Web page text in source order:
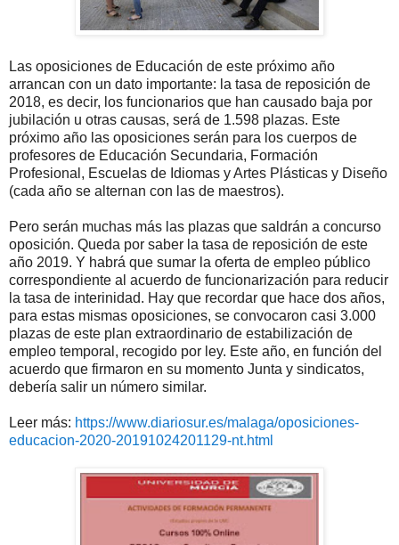
Las oposiciones de Educación de este próximo año
arrancan con un dato importante: la tasa de reposición de
2018, es decir, los funcionarios que han causado baja por
jubilación u otras causas, será de 1.598 plazas. Este
próximo año las oposiciones serán para los cuerpos de
profesores de Educación Secundaria, Formación
Profesional, Escuelas de Idiomas y Artes Plásticas y Diseño
(cada año se alternan con las de maestros).
Pero serán muchas más las plazas que saldrán a concurso
oposición. Queda por saber la tasa de reposición de este
año 2019. Y habrá que sumar la oferta de empleo público
correspondiente al acuerdo de funcionarización para reducir
la tasa de interinidad. Hay que recordar que hace dos años,
para estas mismas oposiciones, se convocaron casi 3.000
plazas de este plan extraordinario de estabilización de
empleo temporal, recogido por ley. Este año, en función del
acuerdo que firmaron en su momento Junta y sindicatos,
debería salir un número similar.
Leer más: https://www.diariosur.es/malaga/oposiciones-
educacion-2020-20191024201129-nt.html